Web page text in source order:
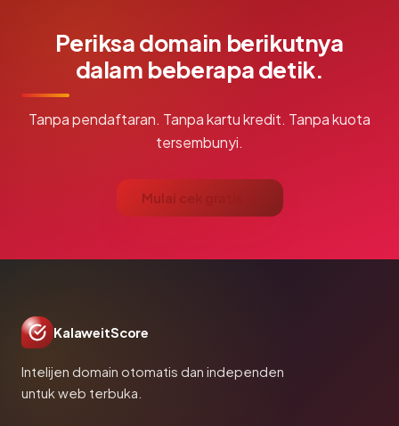
Periksa domain berikutnya
dalam beberapa detik.
Tanpa pendaftaran. Tanpa kartu kredit. Tanpa kuota
tersembunyi.
Mulai cek gratis →
KalaweitScore
Intelijen domain otomatis dan independen
untuk web terbuka.